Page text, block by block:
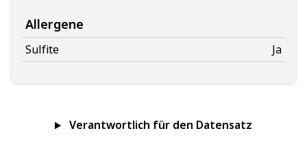
Allergene
Sulfite Ja
Verantwortlich für den Datensatz